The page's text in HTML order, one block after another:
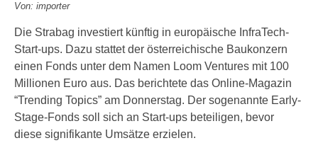
Von: importer
Die Strabag investiert künftig in europäische InfraTech-
Start-ups. Dazu stattet der österreichische Baukonzern
einen Fonds unter dem Namen Loom Ventures mit 100
Millionen Euro aus. Das berichtete das Online-Magazin
“Trending Topics” am Donnerstag. Der sogenannte Early-
Stage-Fonds soll sich an Start-ups beteiligen, bevor
diese signifikante Umsätze erzielen.